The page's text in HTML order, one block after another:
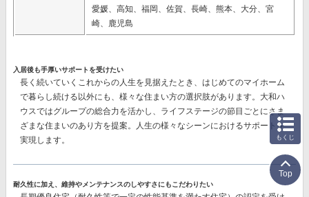
愛媛、高知、福岡、佐賀、長崎、熊本、大分、宮
崎、鹿児島
入居後も手厚いサポートを受けたい
長く続いていくこれからの人生を見据えたとき、はじめてのマイホーム
で暮らし続ける以外にも、様々な住まい方の選択肢があります。大和ハ
ウスではグループの総合力を活かし、ライフステージの節目ごとにさま
ざまな住まいのあり方を提案。人生の様々なシーンにおけるサポートを
実現します。
耐久性に加え、維持やメンテナンスのしやすさにもこだわりたい
もくじ
Top